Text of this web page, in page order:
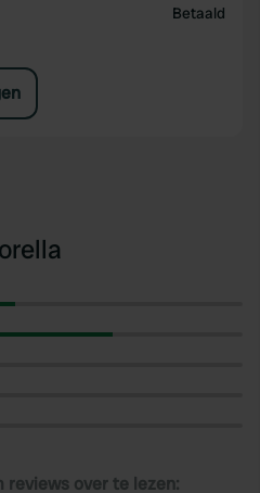
Betaald
reviews over te lezen: